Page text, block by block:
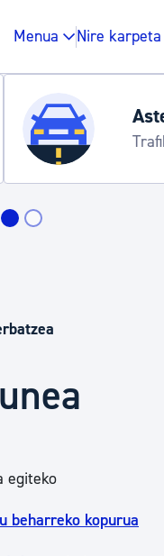
Menua Nire karpeta
egiteko
beharreko kopurua